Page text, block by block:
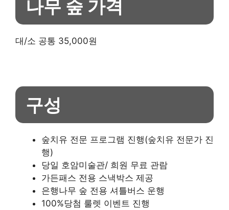
나무 숲 가격
대/소 공통 35,000원
구성
숲치유 전문 프로그램 진행(숲치유 전문가 진
행)
당일 호암미술관/ 희원 무료 관람
가든패스 전용 스낵박스 제공
은행나무 숲 전용 셔틀버스 운행
100%당첨 룰렛 이벤트 진행